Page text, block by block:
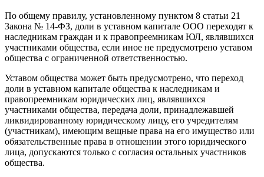
По общему правилу, установленному пунктом 8 статьи 21
Закона № 14-ФЗ, доли в уставном капитале ООО переходят к
наследникам граждан и к правопреемникам ЮЛ, являвшихся
участниками общества, если иное не предусмотрено уставом
общества с ограниченной ответственностью.
Уставом общества может быть предусмотрено, что переход
доли в уставном капитале общества к наследникам и
правопреемникам юридических лиц, являвшихся
участниками общества, передача доли, принадлежавшей
ликвидированному юридическому лицу, его учредителям
(участникам), имеющим вещные права на его имущество или
обязательственные права в отношении этого юридического
лица, допускаются только с согласия остальных участников
общества.